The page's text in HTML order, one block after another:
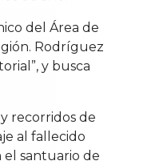
del Área de
Rodríguez
y busca
recorridos de
al fallecido
el santuario de